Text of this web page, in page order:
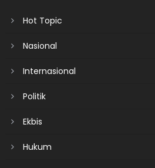
Hot Topic
Nasional
Internasional
Politik
Ekbis
Hukum